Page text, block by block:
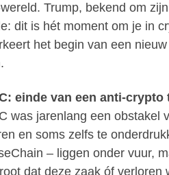
Trump, bekend om
dit is hét moment om je in
het begin van een
einde van een anti-crypto
was jarenlang een obstakel
en soms zelfs te
– liggen onder vuur,
dat deze zaak óf